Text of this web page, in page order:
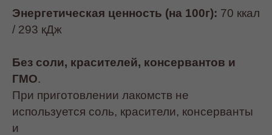
Энергетическая ценность (на 100г): 70 ккал
/ 293 кДж
Без соли, красителей, консервантов и
ГМО.
При приготовлении лакомств не
используется соль, красители, консерванты
и